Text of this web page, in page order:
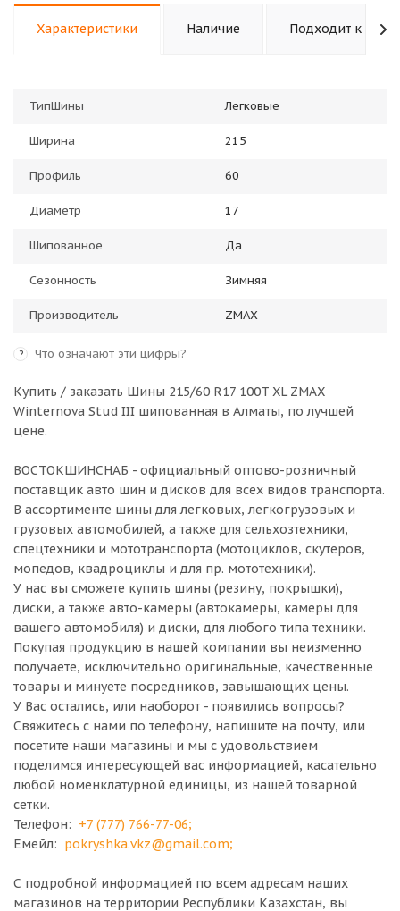
Характеристики Наличие Подходит к авто
ТипШины Легковые
Ширина 215
Профиль 60
Диаметр 17
Шипованное Да
Сезонность Зимняя
Производитель ZMAX
? Что означают эти цифры?
Купить / заказать Шины 215/60 R17 100T XL ZMAX
Winternova Stud III шипованная в Алматы, по лучшей
цене.
ВОСТОКШИНСНАБ - официальный оптово-розничный
поставщик авто шин и дисков для всех видов транспорта.
В ассортименте шины для легковых, легкогрузовых и
грузовых автомобилей, а также для сельхозтехники,
спецтехники и мототранспорта (мотоциклов, скутеров,
мопедов, квадроциклы и для пр. мототехники).
У нас вы сможете купить шины (резину, покрышки),
диски, а также авто-камеры (автокамеры, камеры для
вашего автомобиля) и диски, для любого типа техники.
Покупая продукцию в нашей компании вы неизменно
получаете, исключительно оригинальные, качественные
товары и минуете посредников, завышающих цены.
У Вас остались, или наоборот - появились вопросы?
Свяжитесь с нами по телефону, напишите на почту, или
посетите наши магазины и мы с удовольствием
поделимся интересующей вас информацией, касательно
любой номенклатурной единицы, из нашей товарной
сетки.
Телефон: +7 (777) 766-77-06;
Емейл: pokryshka.vkz@gmail.com;
С подробной информацией по всем адресам наших
магазинов на территории Республики Казахстан, вы